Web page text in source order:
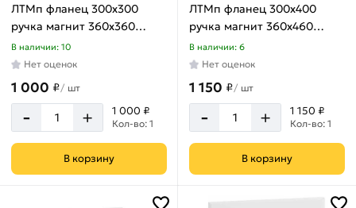
ЛТМп фланец 300x300
ручка магнит 360x360
окрашенная сталь
ЛТ3030Мп
В наличии: 10
Нет оценок
1 000 ₽/ шт
- + 1 000 ₽
Кол-во: 1
В корзину
ЛТМп фланец 300x400
ручка магнит 360x460
окрашенная сталь
ЛТ3040Мп
В наличии: 6
Нет оценок
1 150 ₽/ шт
- + 1 150 ₽
Кол-во: 1
В корзину